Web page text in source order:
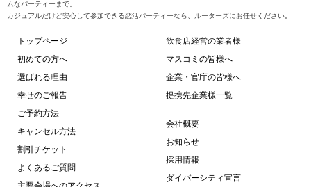
ムなパーティーまで。
カジュアルだけど安心して参加できる恋活パーティーなら、ルーターズにお任せください。
トップページ
初めての方へ
選ばれる理由
幸せのご報告
ご予約方法
キャンセル方法
割引チケット
よくあるご質問
飲食店経営の業者様
マスコミの皆様へ
企業・官庁の皆様へ
提携先企業様一覧
会社概要
お知らせ
採用情報
ダイバーシティ宣言